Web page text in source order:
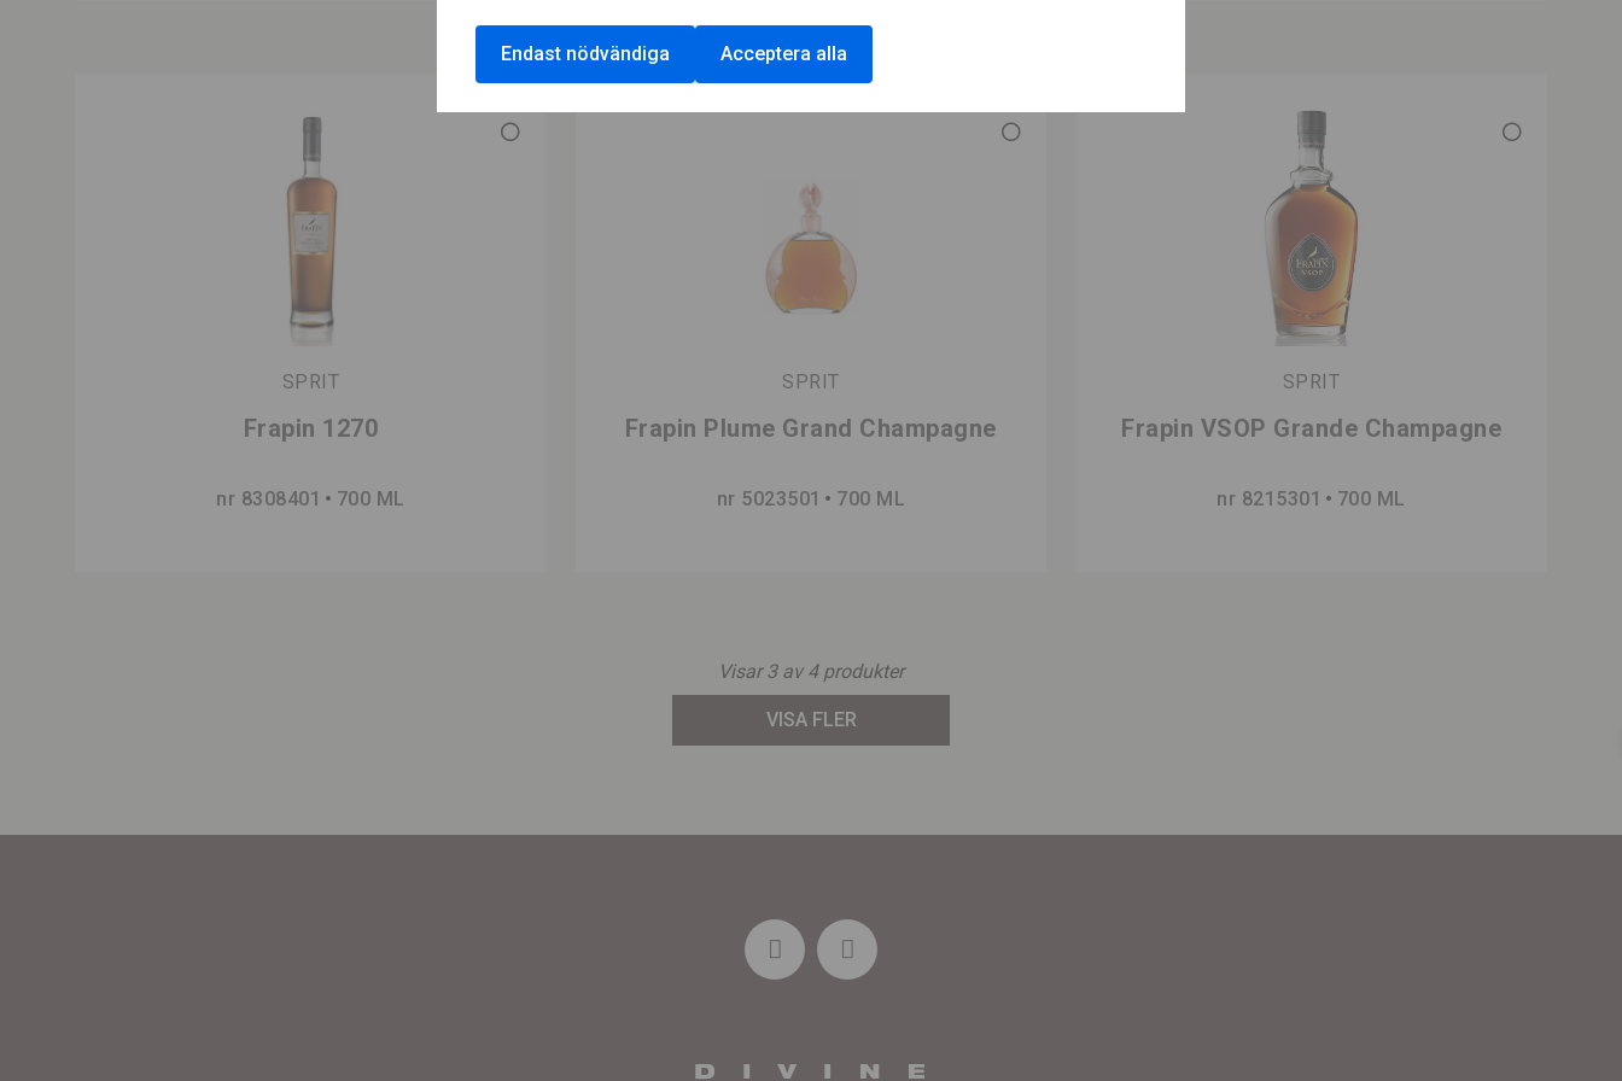
SPRIT
Frapin 1270
nr 8308401 700 ML
SPRIT
Frapin Plume Grand Champagne
nr 5023501 700 ML
SPRIT
Frapin VSOP Grande Champagne
nr 8215301 700 ML
Visar3av 4produkter
VISA FLER
Endast nödvändiga Acceptera alla